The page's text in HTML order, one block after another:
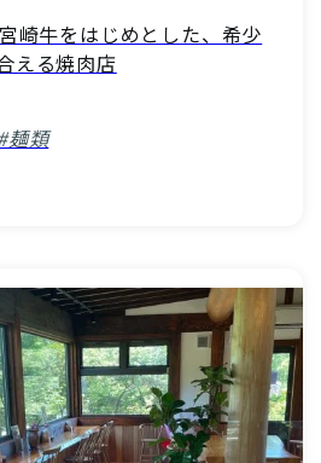
崎牛をはじめとした、希少
える焼肉店
麺類